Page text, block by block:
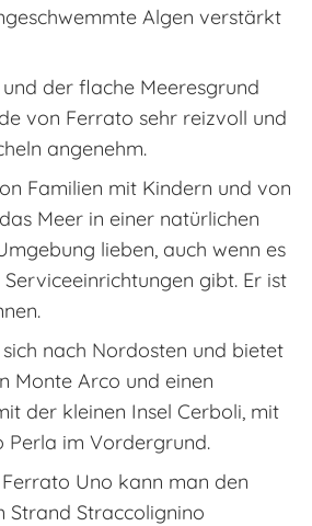
Algen verstärkt
der flache Meeresgrund
von Ferrato sehr reizvoll und
angenehm.
Familien mit Kindern und von
Meer in einer natürlichen
lieben, auch wenn es
gibt. Er ist
nach Nordosten und bietet
Monte Arco und einen
der kleinen Insel Cerboli, mit
Perla im Vordergrund.
Uno kann man den
Strand Straccolignino